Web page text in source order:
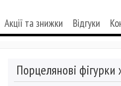
Акції та знижки Відгуки
Порцелянові фігурки